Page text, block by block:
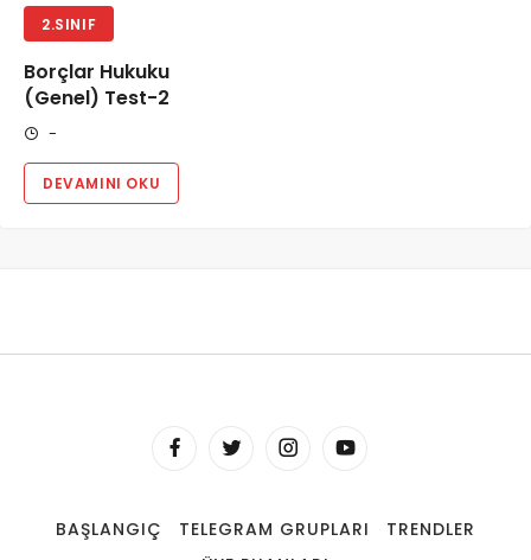
2.SINIF
Borçlar Hukuku
(Genel) Test-2
-
DEVAMINI OKU
BAŞLANGIÇ TELEGRAM GRUPLARI
TRENDLER